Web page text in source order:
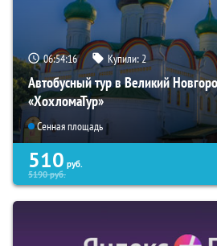
06:54:15 Купили:2
Автобусный тур в Великий
«ХохломаТур»
Сенная площадь
510 руб.
5190руб.